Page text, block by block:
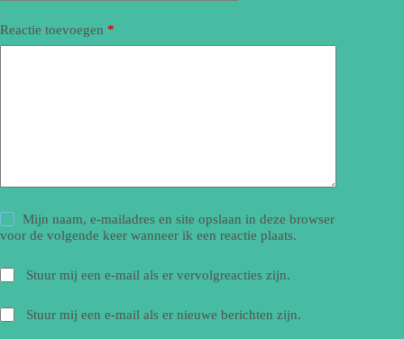
Reactie toevoegen *
Mijn naam, e-mailadres en site opslaan in deze browser
voor de volgende keer wanneer ik een reactie plaats.
Stuur mij een e-mail als er vervolgreacties zijn.
Stuur mij een e-mail als er nieuwe berichten zijn.